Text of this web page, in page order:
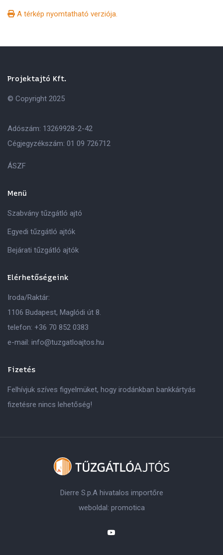
A térkép nyomtatható verziója.
Projektajtó Kft.
© Copyright 2025
Adószám: 13269928-2-42
Cégjegyzékszám: 01 09 726712
ÁSZF
Menü
Szabvány tűzgátló ajtó
Egyedi tűzgátló ajtók
Bejárati tűzgátló ajtók
Elérhetőségeink
Iroda/Raktár:
1106 Budapest, Maglódi út 8.
telefon: +36 70 852 0383
e-mail: info@tuzgatloajtos.hu
Fizetés
Felhívjuk szíves figyelmüket, hogy irodánkban bankkártyás
fizetésre nincs lehetőség!
Dierre S.p.A hivatalos importőre
weboldal: promotica